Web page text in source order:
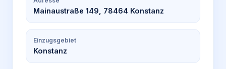
Mainaustraße 149, 78464 Konstanz
Einzugsgebiet
Konstanz